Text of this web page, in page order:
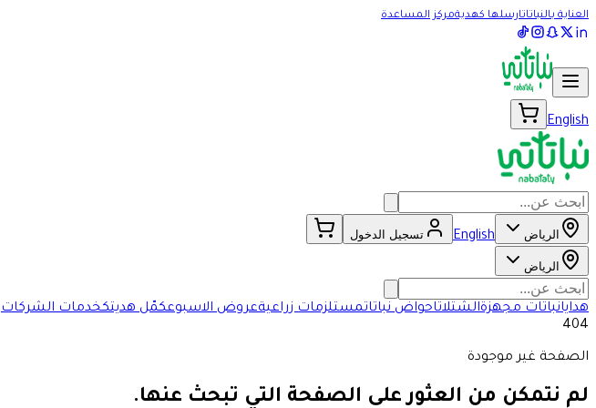
العناية بالنباتاتارسلها كهديةمركز المساعدة
English
الرياض English تسجيل الدخول
الرياض
هدايانباتات مجهزةالشتلاتاحواض نباتاتمستلزمات زراعيةعروض الاسبوعكمّل هديتكخدمات الشركات
404
الصفحة غير موجودة
لم نتمكن من العثور على الصفحة التي تبحث عنها.